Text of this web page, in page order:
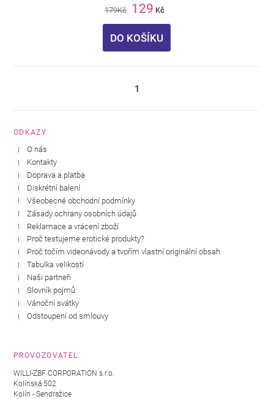
179Kč 129 Kč
DO KOŠÍKU
1
ODKAZY
O nás
Kontakty
Doprava a platba
Diskrétní balení
Všeobecné obchodní podmínky
Zásady ochrany osobních údajů
Reklamace a vrácení zboží
Proč testujeme erotické produkty?
Proč točím videonávody a tvořím vlastní originální obsah
Tabulka velikostí
Naši partneři
Slovník pojmů
Vánoční svátky
Odstoupení od smlouvy
PROVOZOVATEL
WILLI-ZBF CORPORATION s.r.o.
Kolínská 502
Kolín - Sendražice